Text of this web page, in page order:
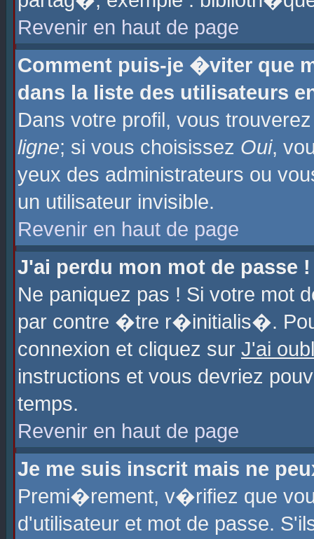
Revenir en haut de page
Comment puis-je �viter que
dans la liste des utilisateurs
Dans votre profil, vous
ligne; si vous choisissez Oui,
yeux des administrateurs ou
un utilisateur invisible.
Revenir en haut de page
J'ai perdu mon mot de passe !
Ne paniquez pas ! Si votre
par contre �tre r�initialis�.
connexion et cliquez sur J'ai
instructions et vous devriez
temps.
Revenir en haut de page
Je me suis inscrit mais ne
Premi�rement, v�rifiez que
d'utilisateur et mot de passe.